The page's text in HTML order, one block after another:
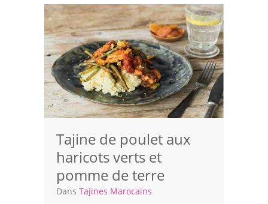
Tajine de poulet aux
haricots verts et
pomme de terre
Dans Tajines Marocains